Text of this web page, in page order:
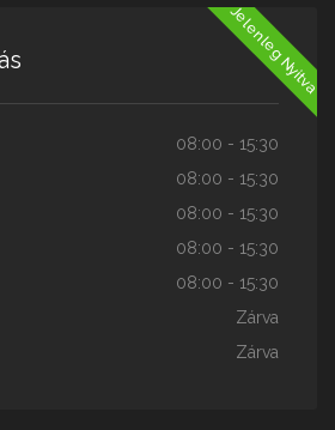
Jelenleg Nyitva
08:00 - 15:30
08:00 - 15:30
08:00 - 15:30
08:00 - 15:30
08:00 - 15:30
Zárva
Zárva